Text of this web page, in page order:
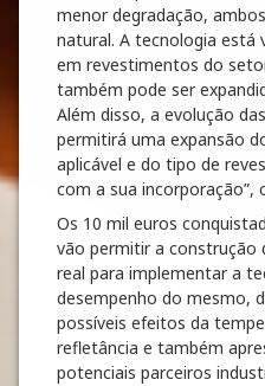
menor degradação,
natural. A tecnologia está
em revestimentos do
também pode ser
Além disso, a evolução
permitirá uma expansão
aplicável e do tipo de
com a sua incorporação”,
Os 10 mil euros
vão permitir a construção
real para implementar a
desempenho do mesmo,
possíveis efeitos da
refletância e também
potenciais parceiros